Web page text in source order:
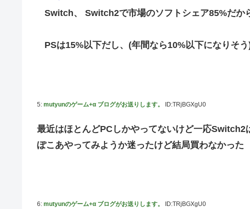
Switch、 Switch2で市場のソフトシェア85%だか
PSは15%以下だし、(年間なら10%以下になりそ
5: mutyunのゲーム+α ブログがお送りします。 ID:TRjBGXgU0
最近はほとんどPCしかやってないけど一応Switch2
ぽこあやってみようか迷ったけど結局買わなかった
6: mutyunのゲーム+α ブログがお送りします。 ID:TRjBGXgU0